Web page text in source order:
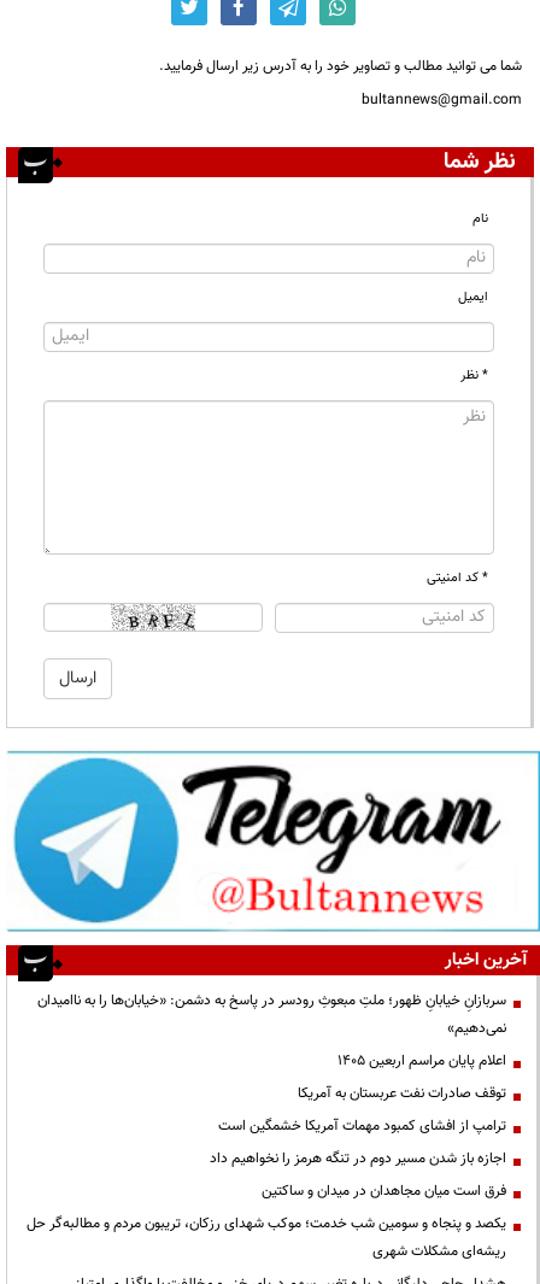
شما می توانید مطالب و تصاویر خود را به آدرس زیر ارسال فرمایید.
bultannews@gmail.com
نظر شما
نام
ایمیل
* نظر
* کد امنیتی
آخرین اخبار
سربازانِ خیابانِ ظهور؛ ملتِ مبعوثِ رودسر در پاسخ به دشمن: «خیابان‌ها را به ناامیدان
نمی‌دهیم»
اعلام پایان مراسم اربعین ۱۴۰۵
توقف صادرات نفت عربستان به آمریکا
ترامپ از افشای کمبود مهمات آمریکا خشمگین است
اجازه باز شدن مسیر دوم در تنگه هرمز را نخواهیم داد
فرق است میان مجاهدان در میدان و ساکتین
یکصد و پنجاه و سومین شب خدمت؛ موکب شهدای رزکان، تریبون مردم و مطالبه‌گر حل
ریشه‌ای مشکلات شهری